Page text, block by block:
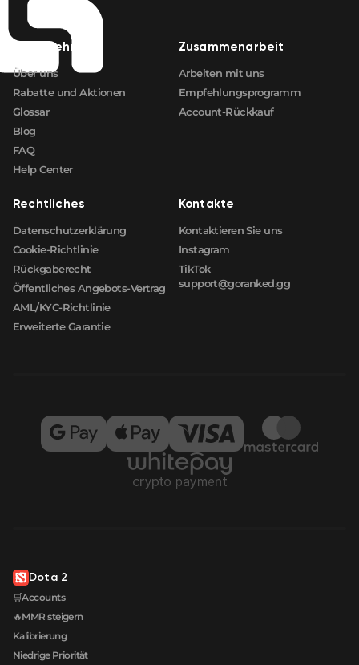
Unternehmen
Über uns
Rabatte und Aktionen
Glossar
Blog
FAQ
Help Center
Zusammenarbeit
Arbeiten mit uns
Empfehlungsprogramm
Account-Rückkauf
Rechtliches
Datenschutzerklärung
Cookie-Richtlinie
Rückgaberecht
Öffentliches Angebots-Vertrag
AML/KYC-Richtlinie
Erweiterte Garantie
Kontakte
Kontaktieren Sie uns
Instagram
TikTok
support@goranked.gg
Dota 2
🛒Accounts
🔥MMR steigern
Kalibrierung
Niedrige Priorität